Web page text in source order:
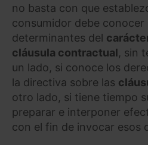
no basta con que
consumidor debe conocer
determinantes del
cláusula contractual, sin
un lado, si conoce los
la directiva sobre las
otro lado, si tiene tiempo
preparar e interponer
con el fin de invocar esos